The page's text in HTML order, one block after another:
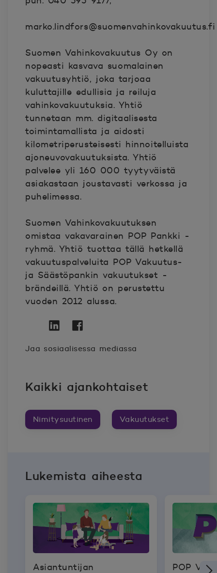
marko.lindfors@suomenvahinkovakuutus.fi
Suomen Vahinkovakuutus Oy on
nopeasti kasvava suomalainen
vakuutusyhtiö, joka tarjoaa
kuluttajille edullisia ja reiluja
vahinkovakuutuksia. Yhtiö
tunnetaan mm. digitaalisesta
toimintamallista ja aidosti
kilometriperusteisesti hinnoitelluista
ajoneuvovakuutuksista. Yhtiö
palvelee yli 160 000 tyytyväistä
asiakastaan joustavasti verkossa ja
puhelimessa.
Suomen Vahinkovakuutuksen
omistaa vakavarainen POP Pankki -
ryhmä. Yhtiö tuottaa tällä hetkellä
vakuutuspalveluita POP Vakuutus-
ja Säästöpankin vakuutukset -
brändeillä. Yhtiö on perustettu
vuoden 2012 alussa.
Jaa sosiaalisessa mediassa
Kaikki ajankohtaiset
Nimitysuutinen Vakuutukset
Lukemista aiheesta
Asiantuntijan
POP